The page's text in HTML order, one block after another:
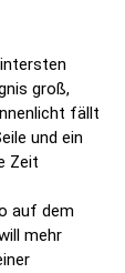
groß,
fällt
und ein
Zeit
auf dem
mehr